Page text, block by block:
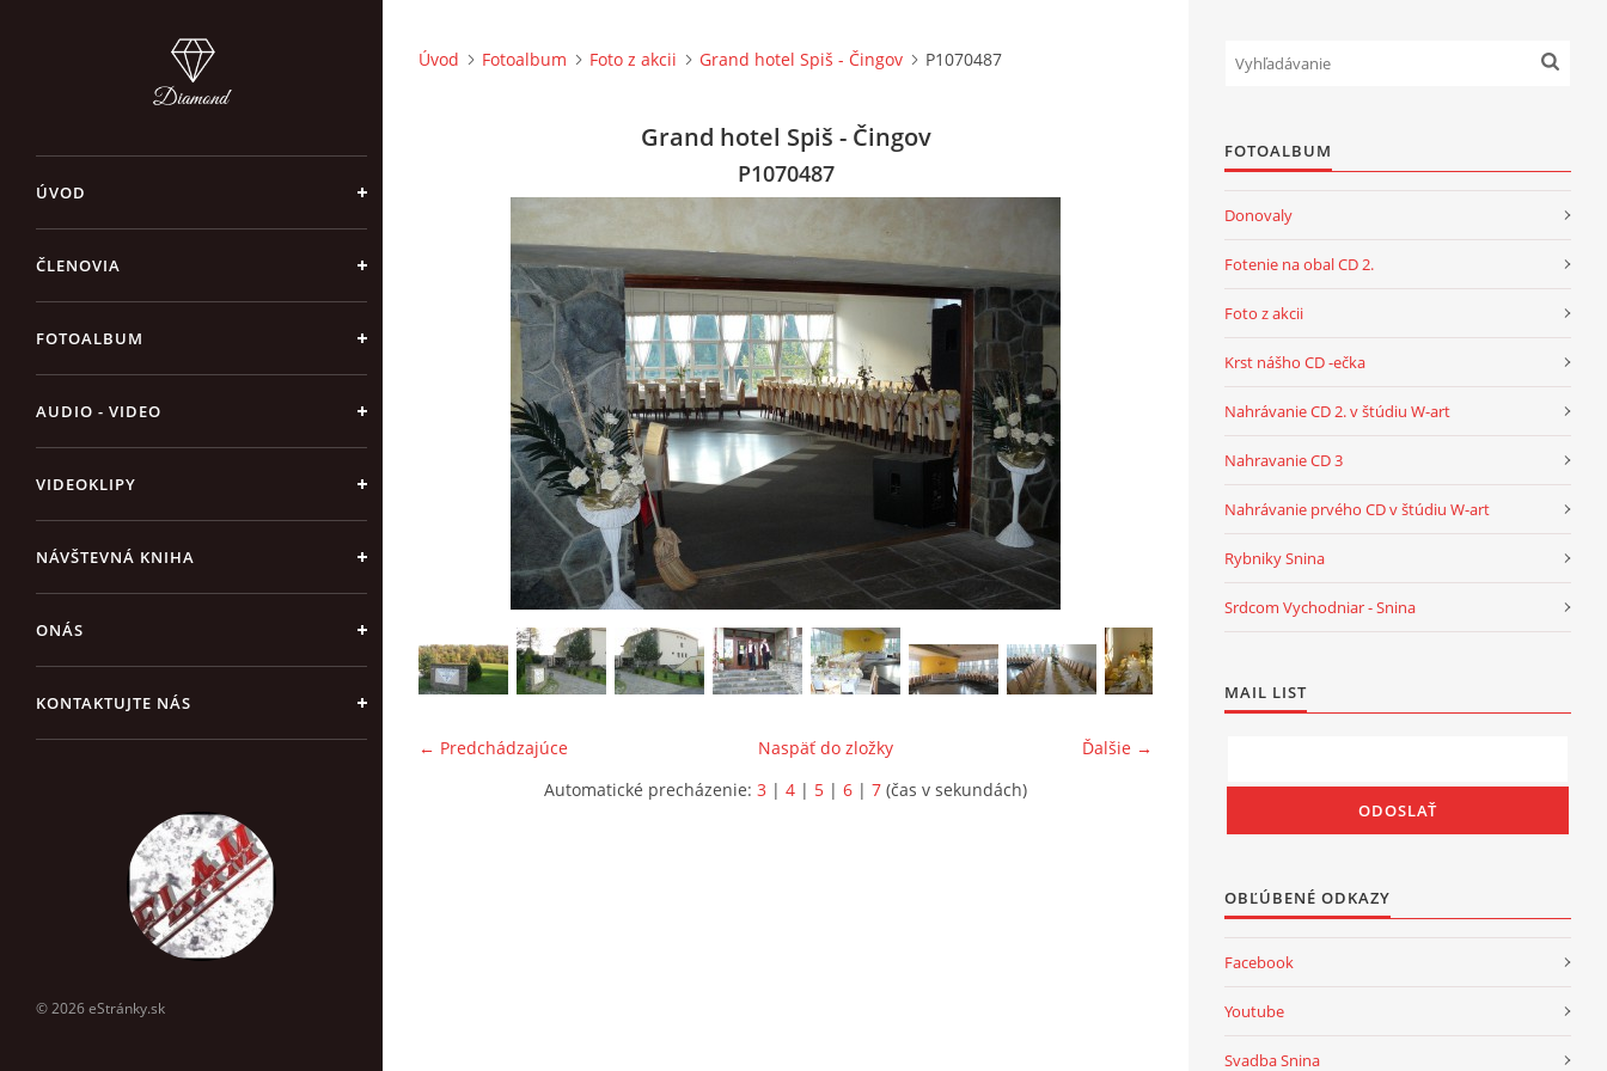
ÚVOD
ČLENOVIA
FOTOALBUM
AUDIO - VIDEO
VIDEOKLIPY
NÁVŠTEVNÁ KNIHA
ONÁS
KONTAKTUJTE NÁS
© 2026 eStránky.sk
Úvod Fotoalbum Foto z akcii Grand hotel Spiš - Čingov P1070487
Grand hotel Spiš - Čingov
P1070487
← Predchádzajúce Ďalšie →
Naspäť do zložky
Automatické precházenie: 3 | 4 | 5 | 6 | 7 (čas v sekundách)
FOTOALBUM
Donovaly
Fotenie na obal CD 2.
Foto z akcii
Krst nášho CD -ečka
Nahrávanie CD 2. v štúdiu W-art
Nahravanie CD 3
Nahrávanie prvého CD v štúdiu W-art
Rybniky Snina
Srdcom Vychodniar - Snina
MAIL LIST
OBĽÚBENÉ ODKAZY
Facebook
Youtube
Svadba Snina